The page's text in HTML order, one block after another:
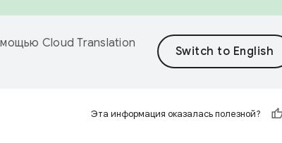
Cloud Translation
Эта информация оказалась полезной?